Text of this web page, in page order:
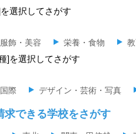
選択してさがす
飾・美容 栄養・食物
]を選択してさがす
際 デザイン・芸術・写真
求できる学校をさがす